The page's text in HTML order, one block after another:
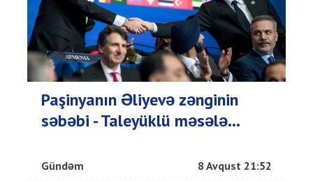
Paşinyanın Əliyevə zənginin
səbəbi - Taleyüklü məsələ...
Gündəm 8 Avqust 21:52